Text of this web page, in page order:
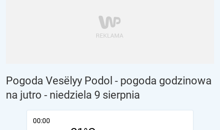
Pogoda Vesëlyy Podol - pogoda godzinowa
na jutro - niedziela 9 sierpnia
00:00